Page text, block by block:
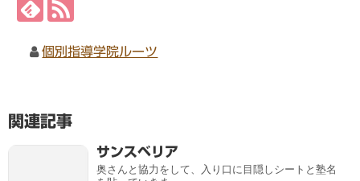
個別指導学院ルーツ
関連記事
サンスベリア
奥さんと協力をして、入り口に目隠しシートと塾名